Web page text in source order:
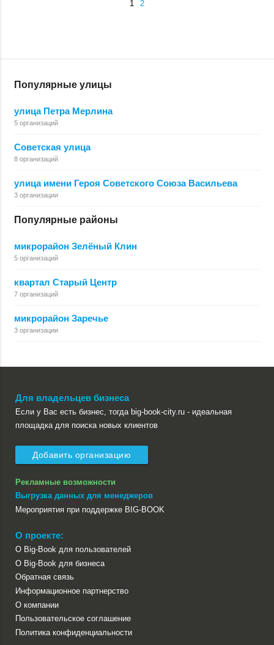
1 2
Популярные улицы
улица Петра Мерлина
5 организаций
Советская улица
8 организаций
улица имени Героя Советского Союза Васильева
3 организации
Популярные районы
микрорайон Зелёный Клин
5 организаций
квартал Старый Центр
7 организаций
микрорайон Заречье
3 организации
Для владельцев бизнеса
Если у Вас есть бизнес, тогда big-book-city.ru - идеальная
площадка для поиска новых клиентов
Добавить организацию
Рекламные возможности
Выгрузка данных для менеджеров
Мероприятия при поддержке BIG-BOOK
О проекте:
О Big-Book для пользователей
О Big-Book для бизнеса
Обратная связь
Информационное партнерство
О компании
Пользовательское соглашение
Политика конфиденциальности